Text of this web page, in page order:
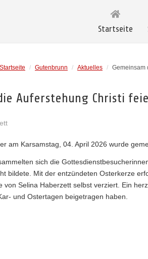
Startseite
Startseite / Gutenbrunn / Aktuelles / Gemeinsam
Auferstehung Christi
am Karsamstag, 04. April 2026 wurde
sich die
bildete. Mit der entzündeten Osterkerze
von Selina Haberzett selbst verziert. Ein
und Ostertagen beigetragen haben.